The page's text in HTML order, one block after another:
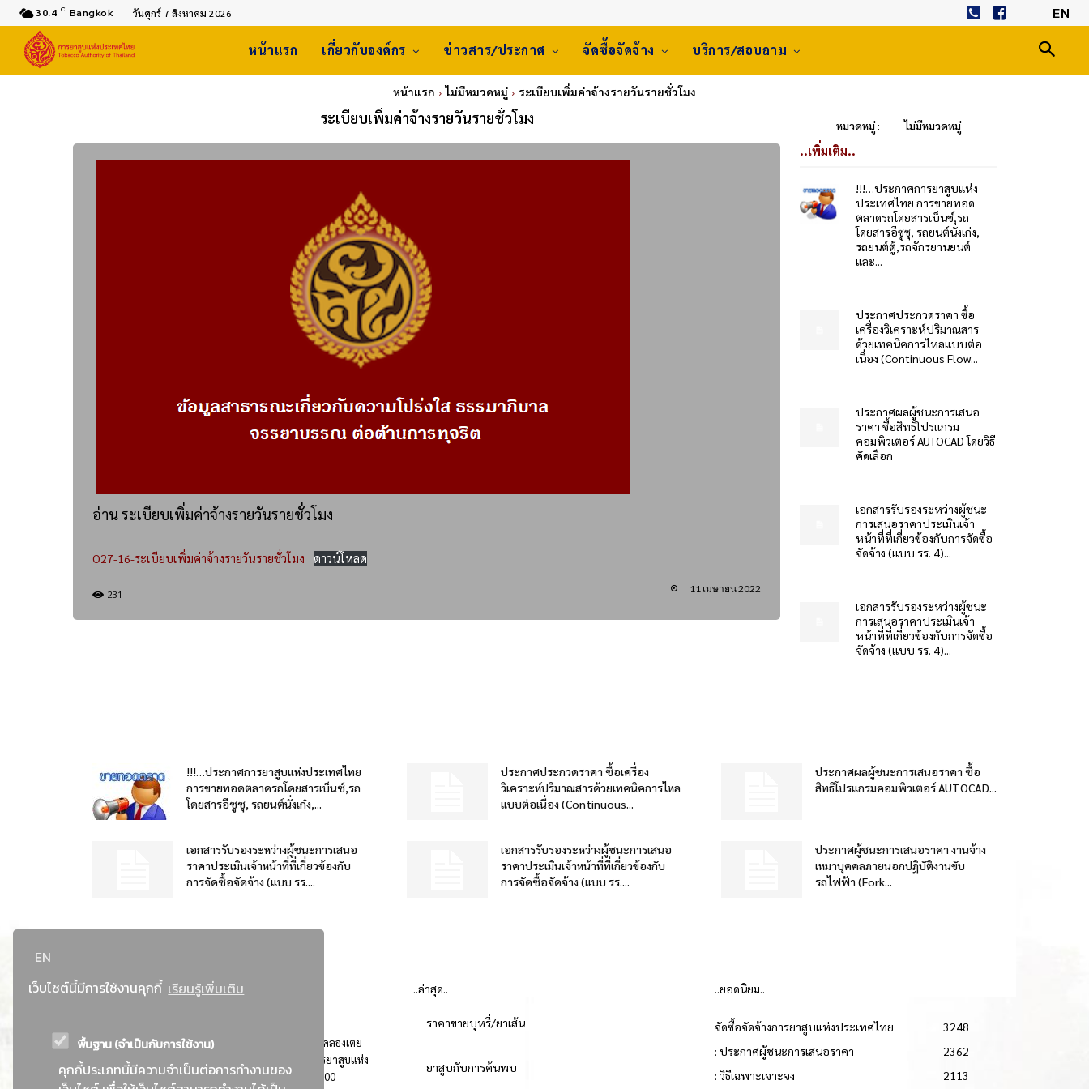
EN
เว็บไซต์นี้มีการใช้งานคุกกี้ เรียนรู้เพิ่มเติม
พื้นฐาน (จำเป็นกับการใช้งาน)
คุกกี้ประเภทนี้มีความจำเป็นต่อการทำงานของ
30.4 C Bangkok วันศุกร์ 7 สิงหาคม 2026 EN
หน้าแรก เกี่ยวกับองค์กร ข่าวสาร/ประกาศ จัดซื้อจัดจ้าง บริการ/สอบถาม
หน้าแรก ไม่มีหมวดหมู่ ระเบียบเพิ่มค่าจ้างรายวันรายชั่วโมง
ระเบียบเพิ่มค่าจ้างรายวันรายชั่วโมง หมวดหมู่ : ไม่มีหมวดหมู่
อ่าน ระเบียบเพิ่มค่าจ้างรายวันรายชั่วโมง
O27-16-ระเบียบเพิ่มค่าจ้างรายวันรายชั่วโมง ดาวน์โหลด
231 11 เมษายน 2022
..เพิ่มเติม..
!!!…ประกาศการยาสูบแห่ง
ประเทศไทย การขายทอด
ตลาดรถโดยสารเบ็นซ์,รถ
โดยสารอีซูซุ, รถยนต์นั่งเก๋ง,
รถยนต์ตู้,รถจักรยานยนต์
และ...
ประกาศประกวดราคา ซื้อ
เครื่องวิเคราะห์ปริมาณสาร
ด้วยเทคนิคการไหลแบบต่อ
เนื่อง (Continuous Flow...
ประกาศผลผู้ชนะการเสนอ
ราคา ซื้อสิทธิโปรแกรม
คอมพิวเตอร์ AUTOCAD โดยวิธี
คัดเลือก
เอกสารรับรองระหว่างผู้ชนะ
การเสนอราคาประเมินเจ้า
หน้าที่ที่เกี่ยวข้องกับการจัดซื้อ
จัดจ้าง (แบบ รร. 4)...
เอกสารรับรองระหว่างผู้ชนะ
การเสนอราคาประเมินเจ้า
หน้าที่ที่เกี่ยวข้องกับการจัดซื้อ
จัดจ้าง (แบบ รร. 4)...
!!!…ประกาศการยาสูบแห่งประเทศไทย
การขายทอดตลาดรถโดยสารเบ็นซ์,รถ
โดยสารอีซูซุ, รถยนต์นั่งเก๋ง,...
ประกาศประกวดราคา ซื้อเครื่อง
วิเคราะห์ปริมาณสารด้วยเทคนิคการไหล
แบบต่อเนื่อง (Continuous...
ประกาศผลผู้ชนะการเสนอราคา ซื้อ
สิทธิโปรแกรมคอมพิวเตอร์ AUTOCAD...
เอกสารรับรองระหว่างผู้ชนะการเสนอ
ราคาประเมินเจ้าหน้าที่ที่เกี่ยวข้องกับ
การจัดซื้อจัดจ้าง (แบบ รร....
เอกสารรับรองระหว่างผู้ชนะการเสนอ
ราคาประเมินเจ้าหน้าที่ที่เกี่ยวข้องกับ
การจัดซื้อจัดจ้าง (แบบ รร....
ประกาศผู้ชนะการเสนอราคา งานจ้าง
เหมาบุคคลภายนอกปฏิบัติงานขับ
รถไฟฟ้า (Fork...
ที่อยู่ : 184 ถนนพระรามที่ 4 แขวงคลองเตย เขตคลองเตย
กรุงเทพมหานคร 10110 ติดต่อประชาสัมพันธ์ การยาสูบแห่ง
ประเทศไทย Call center โทร. 0-2229-1000
..ล่าสุด..
ราคาขายบุหรี่/ยาเส้น
ยาสูบกับการค้นพบ
..ยอดนิยม..
จัดซื้อจัดจ้างการยาสูบแห่งประเทศไทย
3248
: ประกาศผู้ชนะการเสนอราคา
2362
: วิธีเฉพาะเจาะจง
2113